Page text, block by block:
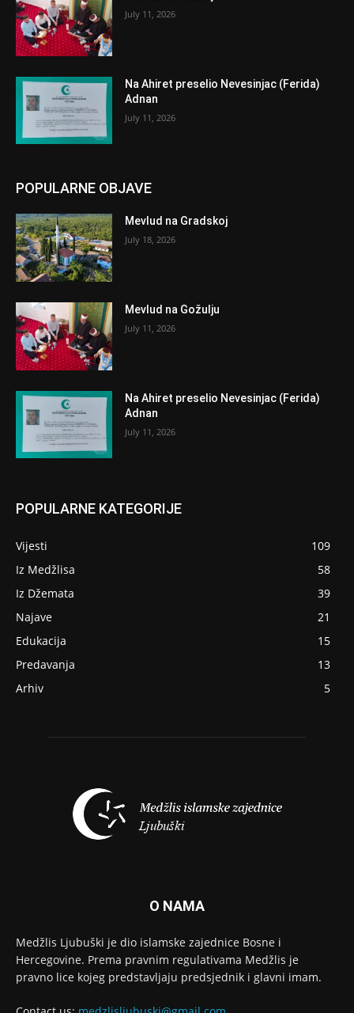
July 11, 2026
Na Ahiret preselio Nevesinjac (Ferida)
Adnan
July 11, 2026
POPULARNE OBJAVE
Mevlud na Gradskoj
July 18, 2026
Mevlud na Gožulju
July 11, 2026
Na Ahiret preselio Nevesinjac (Ferida)
Adnan
July 11, 2026
POPULARNE KATEGORIJE
Vijesti
109
Iz Medžlisa
58
Iz Džemata
39
Najave
21
Edukacija
15
Predavanja
13
Arhiv
5
O NAMA
Medžlis Ljubuški je dio islamske zajednice Bosne i
Hercegovine. Prema pravnim regulativama Medžlis je
pravno lice kojeg predstavljaju predsjednik i glavni imam.